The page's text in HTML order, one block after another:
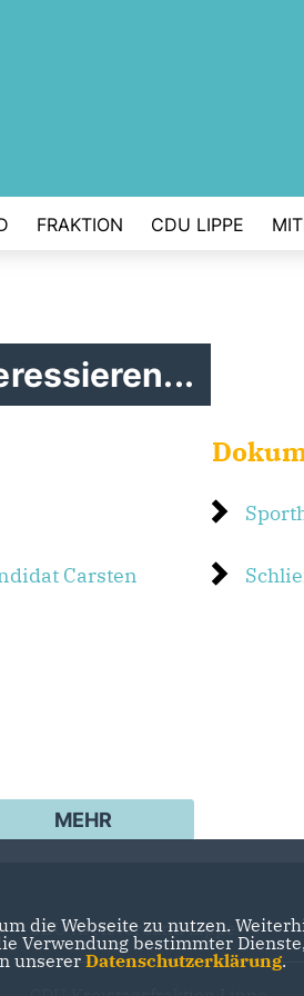
FRAKTION CDU LIPPE
Carsten
MEHR
CDU Kreisverband Lippe
die Webseite zu nutzen.
Verwendung bestimmter
unserer Datenschutzerklärung.